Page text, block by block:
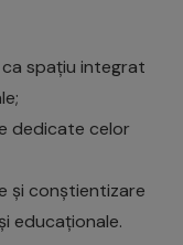
ca spațiu integrat
dedicate celor
și conștientizare
educaționale.